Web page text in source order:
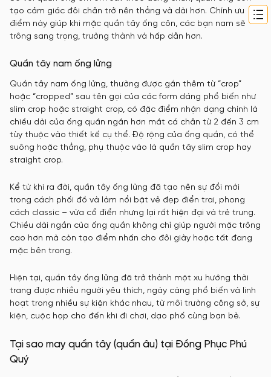
tạo cảm giác đôi chân trở nên thẳng và dài hơn. Chính ưu
điểm này giúp khi mặc quần tây ống côn, các bạn nam sẽ
trông sang trọng, trưởng thành và hấp dẫn hơn.
Quần tây nam ống lửng
Quần tây nam ống lửng, thường được gắn thêm từ “crop”
hoặc “cropped” sau tên gọi của các form dáng phổ biến như
slim crop hoặc straight crop, có đặc điểm nhận dạng chính là
chiều dài của ống quần ngắn hơn mắt cá chân từ 2 đến 3 cm
tùy thuộc vào thiết kế cụ thể. Độ rộng của ống quần, có thể
suông hoặc thẳng, phụ thuộc vào là quần tây slim crop hay
straight crop.
Kể từ khi ra đời, quần tây ống lửng đã tạo nên sự đổi mới
trong cách phối đồ và làm nổi bật vẻ đẹp điển trai, phong
cách classic – vừa cổ điển nhưng lại rất hiện đại và trẻ trung.
Chiều dài ngắn của ống quần không chỉ giúp người mặc trông
cao hơn mà còn tạo điểm nhấn cho đôi giày hoặc tất đang
mặc bên trong.
Hiện tại, quần tây ống lửng đã trở thành một xu hướng thời
trang được nhiều người yêu thích, ngày càng phổ biến và linh
hoạt trong nhiều sự kiện khác nhau, từ môi trường công sở, sự
kiện, cuộc họp cho đến khi đi chơi, dạo phố cùng bạn bè.
Tại sao may quần tây (quần âu) tại Đồng Phục Phú
Quý